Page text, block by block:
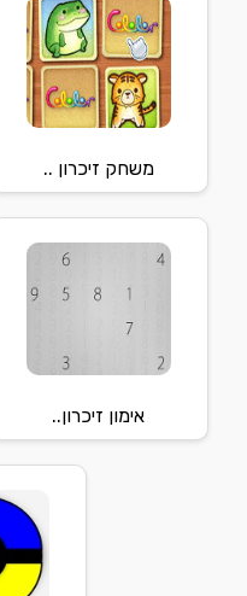
משחק זיכרון ..
אימון זיכרון..